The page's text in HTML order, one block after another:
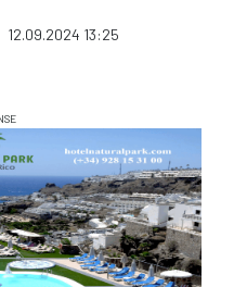
12.09.2024 13:25